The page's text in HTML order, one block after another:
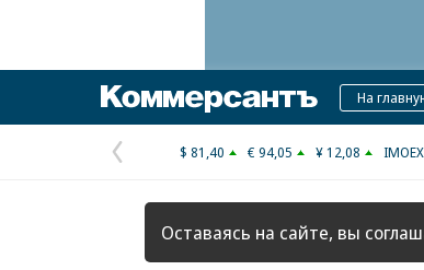
Коммерсантъ
На
Предыдущая
страница
$ 81,40 € 94,05 ¥ 12,08
Оставаясь на сайте, вы